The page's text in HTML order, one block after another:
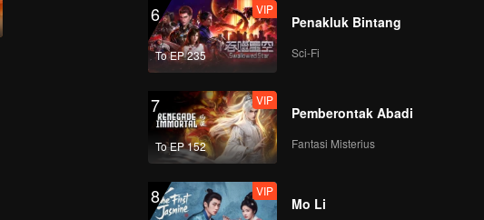
6
To EP 235
VIP
Penakluk Bintang
Sci-Fi
7
To EP 152
VIP
Pemberontak Abadi
Fantasi Misterius
8 VIP
Mo Li